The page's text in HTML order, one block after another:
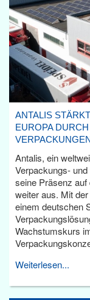
ANTALIS
EUROPA
Antalis, ein
Verpackungs-
seine Präsenz
weiter aus. Mit
einem deutschen
Wachstumskurs
Weiterlesen...